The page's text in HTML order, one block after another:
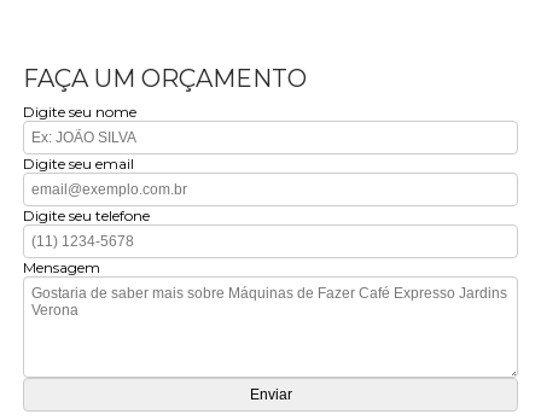
FAÇA UM ORÇAMENTO
Digite seu nome
Digite seu email
Digite seu telefone
Mensagem